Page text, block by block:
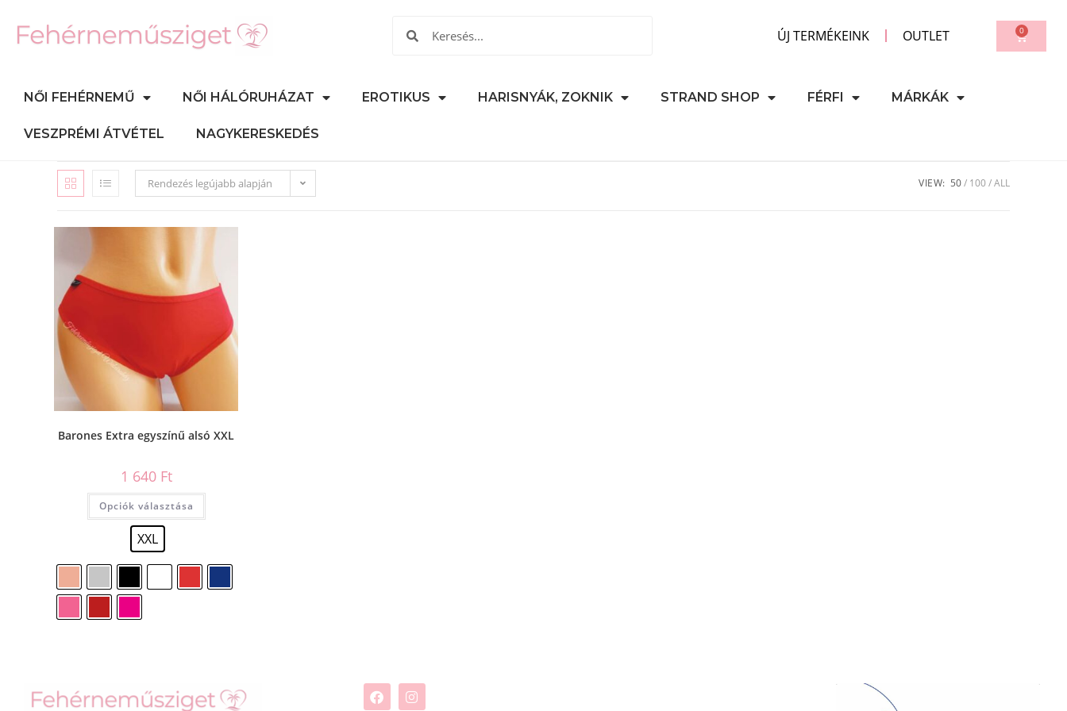
ÚJ TERMÉKEINK OUTLET 0
NŐI FEHÉRNEMŰ NŐI HÁLÓRUHÁZAT EROTIKUS HARISNYÁK, ZOKNIK STRAND SHOP FÉRFI MÁRKÁK
VESZPRÉMI ÁTVÉTEL NAGYKERESKEDÉS
Rendezés legújabb alapján VIEW: 50 100 ALL
Barones Extra egyszínű alsó XXL
1 640 Ft
Opciók választása
XXL